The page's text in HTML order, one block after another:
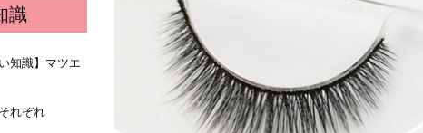
識
知識】マツエ
れぞれ